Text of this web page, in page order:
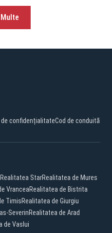
de confidențialitateCod de conduită
Realitatea StarRealitatea de Mures
VranceaRealitatea de Bistrita
TimisRealitatea de Giurgiu
SeverinRealitatea de Arad
de Vaslui